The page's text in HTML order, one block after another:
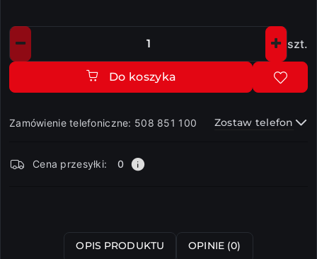
Ilość szt.
Do koszyka
Zamówienie telefoniczne: 508 851 100 Zostaw telefon
i
Cena przesyłki: 0
OPIS PRODUKTU OPINIE (0)